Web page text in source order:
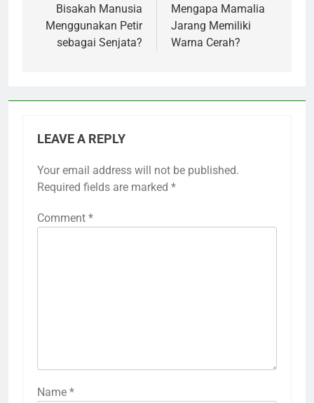
navigation
Bisakah Manusia
Menggunakan Petir
sebagai Senjata?
Mengapa Mamalia
Jarang Memiliki
Warna Cerah?
LEAVE A REPLY
Your email address will not be published.
Required fields are marked *
Comment *
Name *